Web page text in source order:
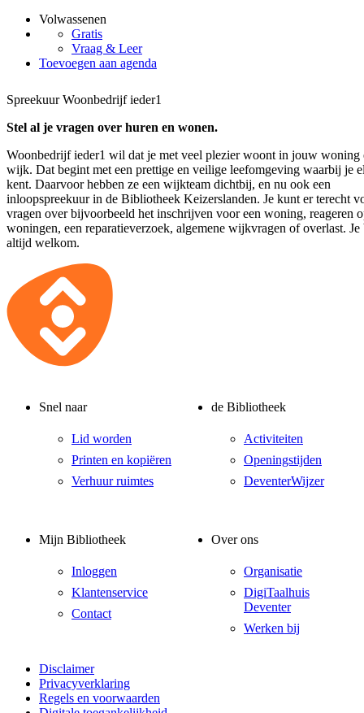
Volwassenen
Gratis
Vraag & Leer
Toevoegen aan agenda
Spreekuur Woonbedrijf ieder1
Stel al je vragen over huren en wonen.
Woonbedrijf ieder1 wil dat je met veel plezier woont in jouw woning
wijk. Dat begint met een prettige en veilige leefomgeving waarbij je
kent. Daarvoor hebben ze een wijkteam dichtbij, en nu ook een
inloopspreekuur in de Bibliotheek Keizerslanden. Je kunt er terecht
vragen over bijvoorbeeld het inschrijven voor een woning, reageren
woningen, een reparatieverzoek, algemene wijkvragen of overlast. Je
altijd welkom.
Snel naar
Lid worden
Printen en kopiëren
Verhuur ruimtes
de Bibliotheek
Activiteiten
Openingstijden
DeventerWijzer
Mijn Bibliotheek
Inloggen
Klantenservice
Contact
Over ons
Organisatie
DigiTaalhuis
Deventer
Werken bij
Disclaimer
Privacyverklaring
Regels en voorwaarden